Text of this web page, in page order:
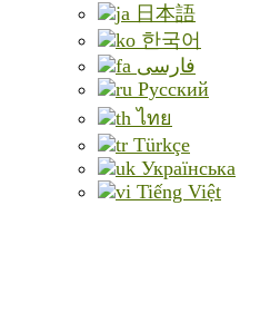
日本語
한국어
فارسی
Русский
ไทย
Türkçe
Українська
Tiếng Việt